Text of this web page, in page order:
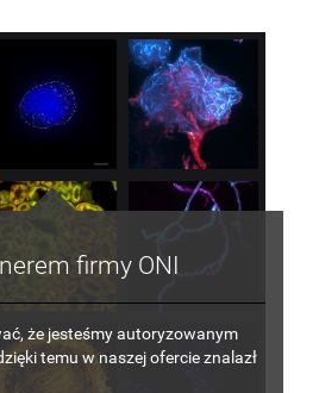
firmy ONI
że jesteśmy autoryzowanym
temu wnaszej ofercie znalazł